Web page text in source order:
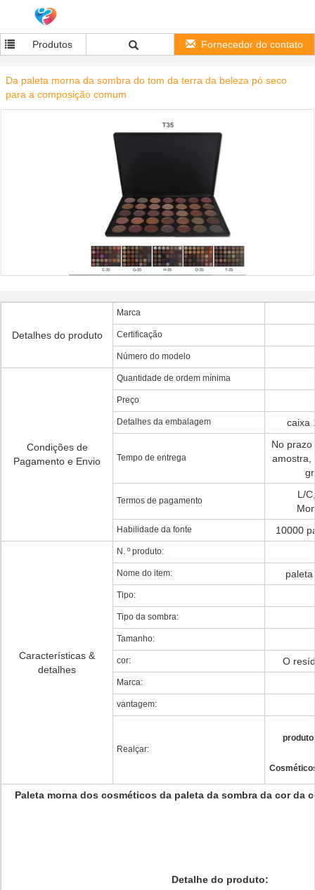
Produtos Fornecedor do contato
Da paleta morna da sombra do tom da terra da beleza pó seco
para a composição comum
Detalhes do produto
Marca
Certificação
Número do modelo
Condições de
Pagamento e Envio
Quantidade de ordem mínima
Preço
Detalhes da embalagem caixa
Tempo de entrega
No
amostra,
Termos de pagamento
L/
Habilidade da fonte 10000
Características &
detalhes
N. º produto:
Nome do item:
Tipo:
Tipo da sombra:
Tamanho:
cor: O
Marca:
vantagem:
Realçar:
Paleta morna dos cosméticos da paleta da sombra da cor da
Detalhe do produto: